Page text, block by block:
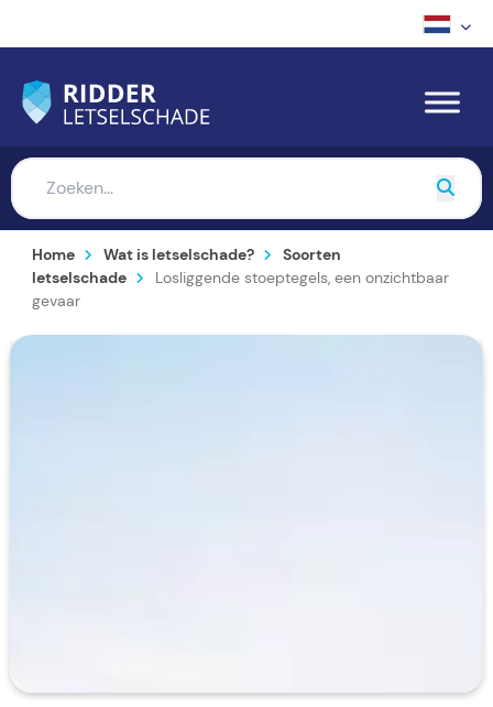
Home Wat is letselschade?
Soorten
letselschade
Losliggende stoeptegels, een onzichtbaar
gevaar